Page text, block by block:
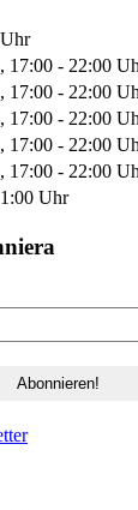
17:00 - 22:00
17:00 - 22:00
17:00 - 22:00
17:00 - 22:00
17:00 - 22:00
Uhr